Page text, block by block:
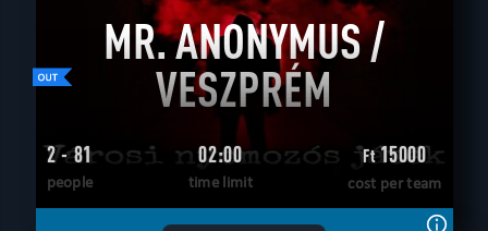
MR. ANONYMUS /
VESZPRÉM
2 - 81
people
02:00
time limit
Ft15000
cost per team